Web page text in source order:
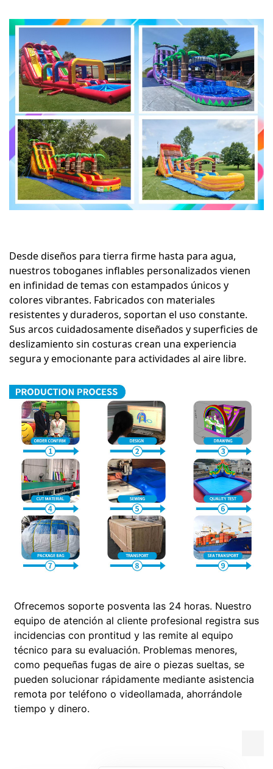
Desde diseños para tierra firme hasta para agua,
nuestros toboganes inflables personalizados vienen
en infinidad de temas con estampados únicos y
colores vibrantes. Fabricados con materiales
resistentes y duraderos, soportan el uso constante.
Sus arcos cuidadosamente diseñados y superficies de
deslizamiento sin costuras crean una experiencia
segura y emocionante para actividades al aire libre.
Ofrecemos soporte posventa las 24 horas. Nuestro
equipo de atención al cliente profesional registra sus
incidencias con prontitud y las remite al equipo
técnico para su evaluación. Problemas menores,
como pequeñas fugas de aire o piezas sueltas, se
pueden solucionar rápidamente mediante asistencia
remota por teléfono o videollamada, ahorrándole
tiempo y dinero.